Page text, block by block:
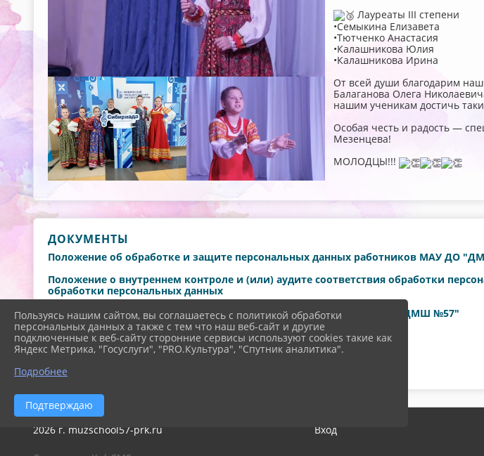
Лауреаты III степени
•Семыкина Елизавета
•Тютченко Анастасия
•Калашникова Юлия
•Калашникова Ирина
От всей души благодарим
Балаганова Олега
нашим ученикам достичь
Особая честь и радость —
Мезенцева!
МОЛОДЦЫ!!!
ДОКУМЕНТЫ
Положение об обработке и защите персональных данных работников МАУ ДО
Положение о внутреннем контроле и (или) аудите соответствия обработки
обработки персональных данных
Подожение о защите персональных данных обучающихся МАУ ДО "ДМШ №57"
Политика об обработке персональных двнных в МАУ ДО "ДМШ №
Бланки согласий на обработку персональных данных
2026 г. muzschool57-prk.ru Вход
Пользуясь нашим сайтом, вы соглашаетесь с политикой обработки
персональных данных а также с тем что наш веб-сайт и другие
подключенные к веб-сайту сторонние сервисы используют cookies такие как
Яндекс Метрика, "Госуслуги", "PRO.Культура", "Спутник аналитика".
Подробнее
Подтверждаю